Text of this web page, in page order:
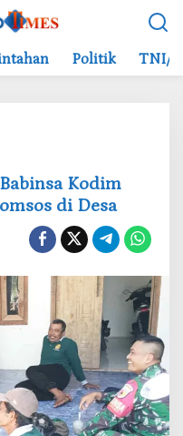
Politik TNI/
Kodim
di Desa